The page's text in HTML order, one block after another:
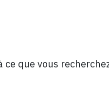
que vous